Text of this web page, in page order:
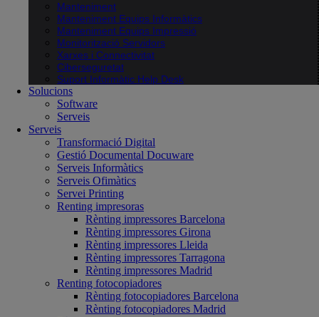
Manteniment
Manteniment Equips Informàtics
Manteniment Equips Impressió
Monitorització Servidors
Xarxes i Connectivitat
Ciberseguretat
Suport Informàtic Help Desk
Solucions
Software
Serveis
Serveis
Transformació Digital
Gestió Documental Docuware
Serveis Informàtics
Serveis Ofimàtics
Servei Printing
Renting impresoras
Rènting impressores Barcelona
Rènting impressores Girona
Rènting impressores Lleida
Rènting impressores Tarragona
Rènting impressores Madrid
Renting fotocopiadores
Rènting fotocopiadores Barcelona
Rènting fotocopiadores Madrid